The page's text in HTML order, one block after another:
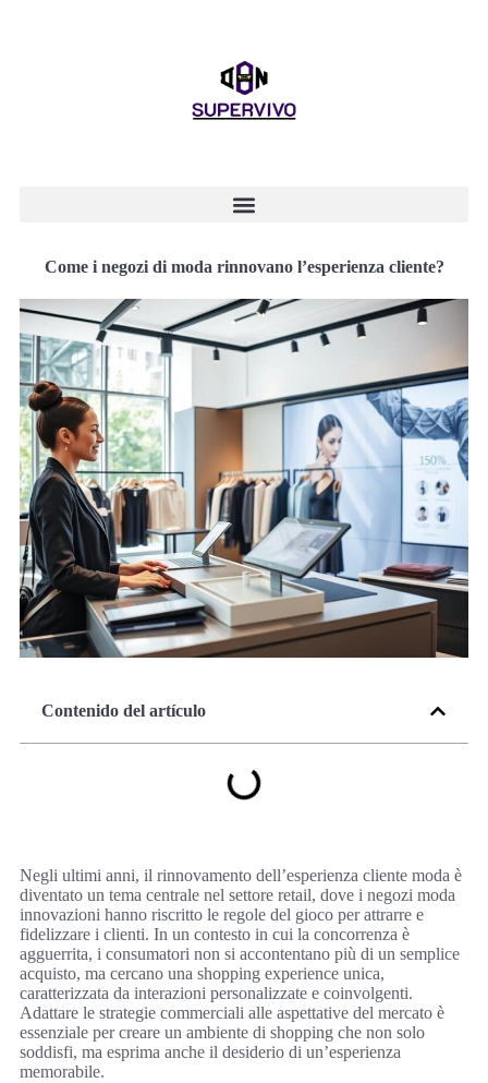
Come i negozi di moda rinnovano l’esperienza cliente?
Contenido del artículo
Negli ultimi anni, il rinnovamento dell’esperienza cliente moda è
diventato un tema centrale nel settore retail, dove i negozi moda
innovazioni hanno riscritto le regole del gioco per attrarre e
fidelizzare i clienti. In un contesto in cui la concorrenza è
agguerrita, i consumatori non si accontentano più di un semplice
acquisto, ma cercano una shopping experience unica,
caratterizzata da interazioni personalizzate e coinvolgenti.
Adattare le strategie commerciali alle aspettative del mercato è
essenziale per creare un ambiente di shopping che non solo
soddisfi, ma esprima anche il desiderio di un’esperienza
memorabile.